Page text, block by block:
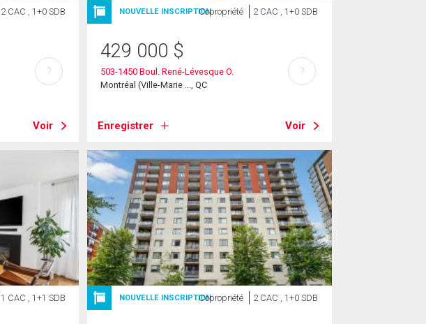
2 CAC , 1+0 SDB
Voir
?
NOUVELLE INSCRIPTIONCopropriété 2 CAC , 1+0 SDB
429 000 $
503-1450 Boul. René-Lévesque O.
Montréal (Ville-Marie ..., QC
Enregistrer Voir
?
1 CAC , 1+1 SDB NOUVELLE INSCRIPTIONCopropriété 2 CAC , 1+0 SDB